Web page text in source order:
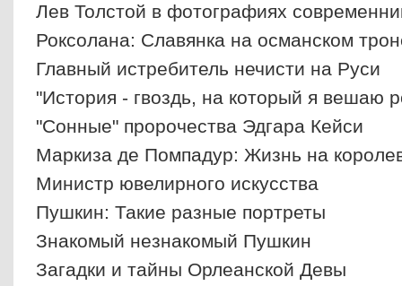
Лев Толстой в фотографиях
Роксолана: Славянка на османском
Главный истребитель нечисти на Руси
"История - гвоздь, на который я вешаю
"Сонные" пророчества Эдгара Кейси
Маркиза де Помпадур: Жизнь на
Министр ювелирного искусства
Пушкин: Такие разные портреты
Знакомый незнакомый Пушкин
Загадки и тайны Орлеанской Девы